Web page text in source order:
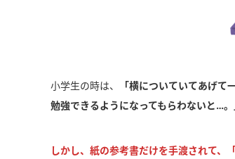
小学生の時は、 「横についていてあげて
勉強できるようになってもらわないと…。
しかし、紙の参考書だけを手渡されて、